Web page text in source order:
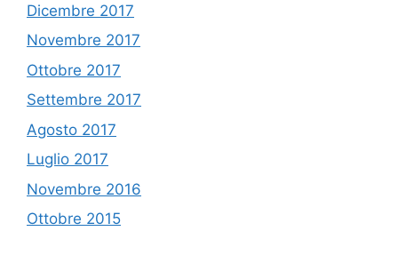
Dicembre 2017
Novembre 2017
Ottobre 2017
Settembre 2017
Agosto 2017
Luglio 2017
Novembre 2016
Ottobre 2015